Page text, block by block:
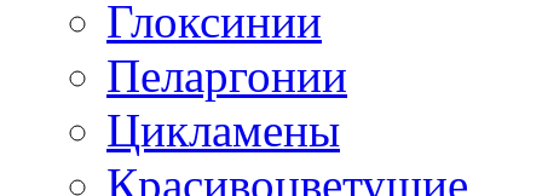
Глоксинии
Пеларгонии
Цикламены
Красивоцветущие